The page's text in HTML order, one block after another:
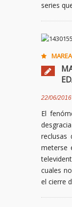
series
22/06/2016
El
reclusas
meterse
cuales
el cierre